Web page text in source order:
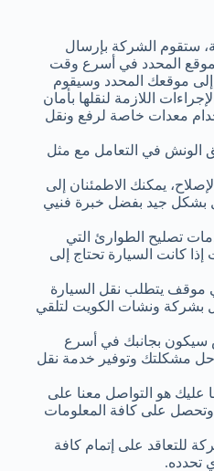
ستقوم الشركة بإرسال
المحدد في أسرع وقت
موقعك المحدد وسيقوم
اللازمة لنقلها بأمان
معدات خاصة لرفع ونقل
الونش في التعامل مع مثل
يمكنك الاطمئنان إلى
بشكل جيد بفضل خبرة فنيي
تصليح الطوارئ التي
كانت السيارة تحتاج إلى
موقف يتطلب نقل السيارة
بشركة ونشات الكويت لتلقي
سيكون بجانبك في أسرع
مشكلتك وتوفير خدمة نقل
عليك هو التواصل معنا على
على كافة المعلومات
للتعاقد على إتمام كافة
تحدده.